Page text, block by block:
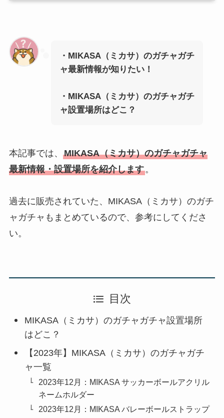
・MIKASA（ミカサ）のガチャガチ
ャ最新情報が知りたい！
・ MIKASA（ミカサ） のガチャガチ
ャ設置場所はどこ？
本記事では、 MIKASA（ミカサ）のガチャガチャ
最新情報・設置場所を紹介します。
過去に販売されていた、MIKASA（ミカサ）のガチ
ャガチャもまとめているので、参考にしてくださ
い。
目次
MIKASA（ミカサ）のガチャガチャ設置場所
はどこ？
【2023年】MIKASA（ミカサ）のガチャガチ
ャ一覧
2023年12月：MIKASA サッカーボールアクリル
ネームホルダー
2023年12月：MIKASA バレーボールストラップ